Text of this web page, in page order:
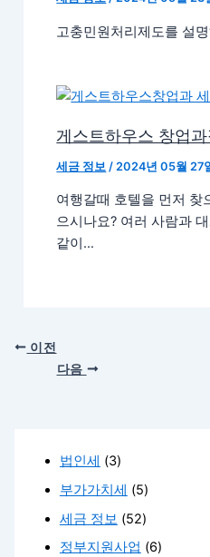
법인세 (3)
부가가치세 (5)
세금 정보 (52)
정부지원사업 (6)
고충민원처리제도를 설
게스트하우스 창업
세금 정보 / 2024년 05월 27
여행갈때 호텔을 먼저 찾
으시나요? 여러 사람과
같이…
이전
다음